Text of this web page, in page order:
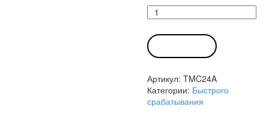
Количество
товара
Привод
TMC24A
Белимо
Артикул: TMC24A
Категории: Быстрого
срабатывания